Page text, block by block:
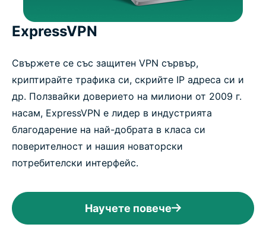
ExpressVPN
Свържете се със защитен VPN сървър,
криптирайте трафика си, скрийте IP адреса си и
др. Ползвайки доверието на милиони от 2009 г.
насам, ExpressVPN е лидер в индустрията
благодарение на най-добрата в класа си
поверителност и нашия новаторски
потребителски интерфейс.
Научете повече